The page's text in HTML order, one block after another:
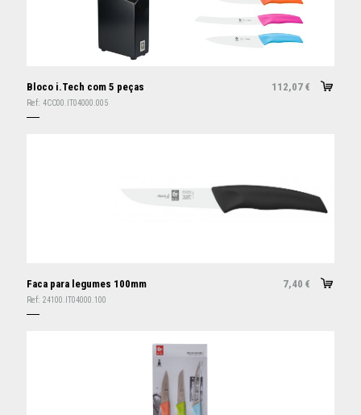
Bloco i.Tech com 5 peças 112,07 €
Ref: 4CC00.IT04000.005
Faca para legumes 100mm 7,40 €
Ref: 24100.IT04000.100